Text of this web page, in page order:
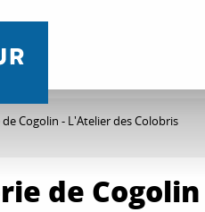
Cogolin - L'Atelier des Colobris
de